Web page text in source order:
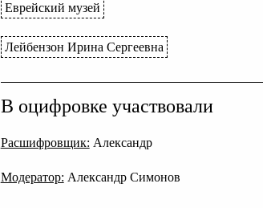
Еврейский музей
Лейбензон Ирина Сергеевна
В оцифровке участвовали
Расшифровщик: Александр
Модератор: Александр Симонов